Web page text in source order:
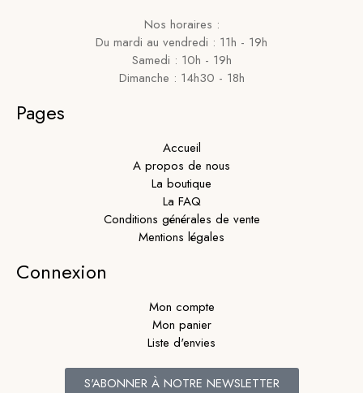
Nos horaires :
Du mardi au vendredi : 11h - 19h
Samedi : 10h - 19h
Dimanche : 14h30 - 18h
Pages
Accueil
A propos de nous
La boutique
La FAQ
Conditions générales de vente
Mentions légales
Connexion
Mon compte
Mon panier
Liste d'envies
S'ABONNER À NOTRE NEWSLETTER